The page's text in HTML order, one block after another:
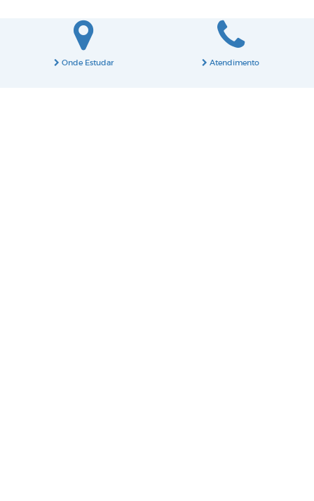
Onde Estudar Atendimento